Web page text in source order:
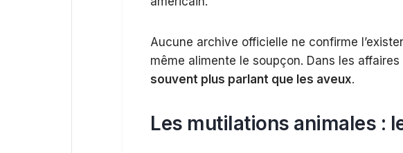
Aucune archive officielle ne confirme
même alimente le soupçon. Dans les affaires
souvent plus parlant que les aveux.
Les mutilations animales :